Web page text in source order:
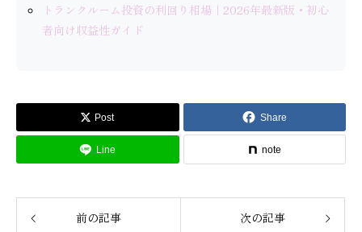
トランクルーム投資の利回り相場｜2026年最新版・初心
者向け収益性ガイド
Post Share
Line note
前の記事 次の記事